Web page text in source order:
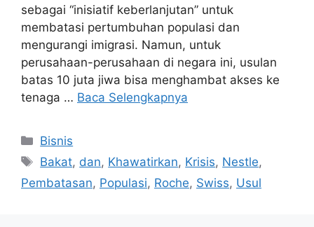
sebagai “inisiatif keberlanjutan” untuk
membatasi pertumbuhan populasi dan
mengurangi imigrasi. Namun, untuk
perusahaan-perusahaan di negara ini, usulan
batas 10 juta jiwa bisa menghambat akses ke
tenaga … Baca Selengkapnya
Kategori
Bisnis
Tag
Bakat, dan, Khawatirkan, Krisis, Nestle,
Pembatasan, Populasi, Roche, Swiss, Usul